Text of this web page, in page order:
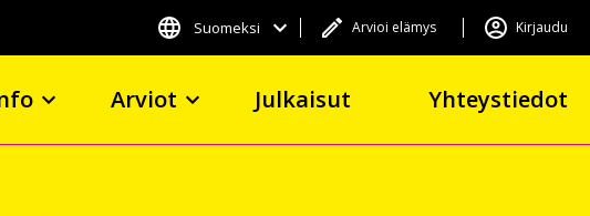
Suomeksi Arvioi elämys Kirjaudu
Arviot Julkaisut Yhteystiedot